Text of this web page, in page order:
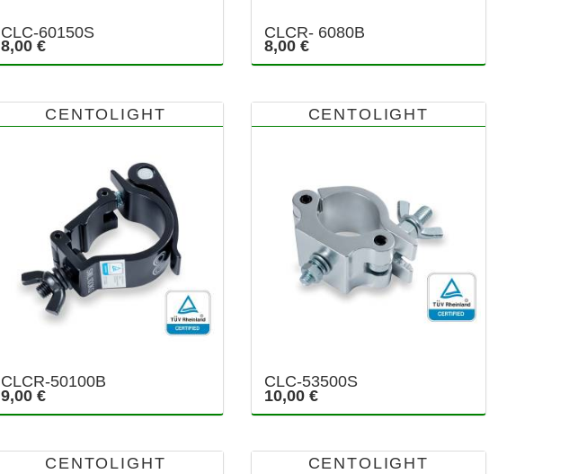
CLC-60150S
8,00 €
CLCR- 6080B
8,00 €
CENTOLIGHT
CLCR-50100B
9,00 €
CENTOLIGHT
CLC-53500S
10,00 €
CENTOLIGHT CENTOLIGHT